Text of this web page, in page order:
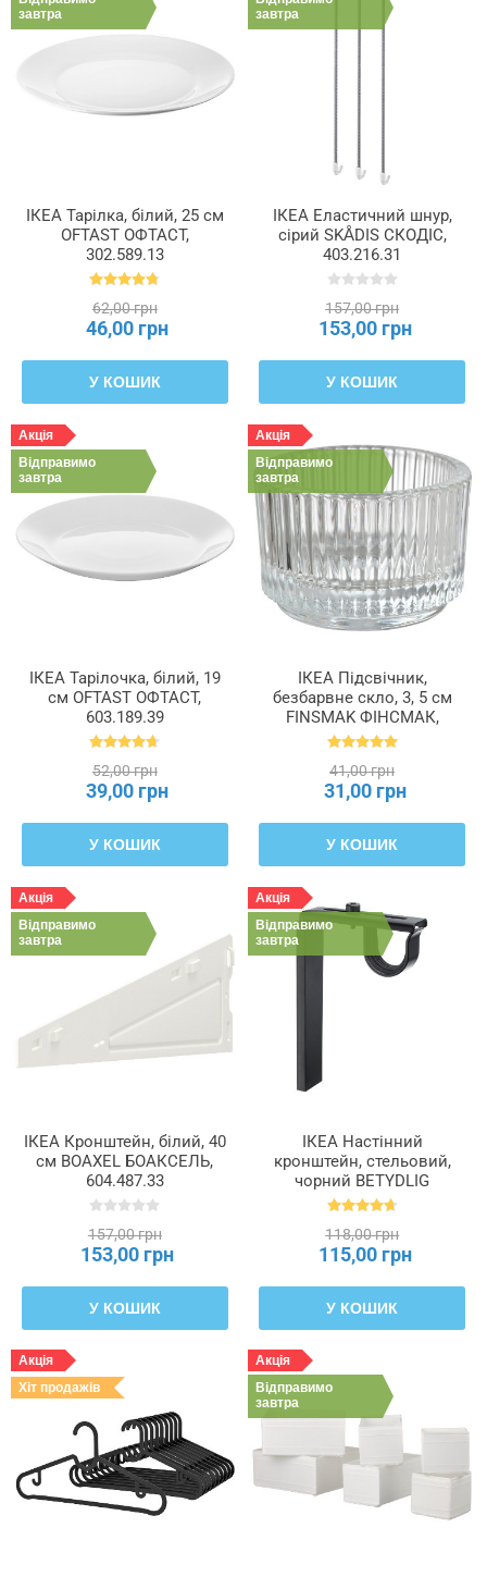
завтра
ІКЕА Тарілка, білий, 25 см
OFTAST ОФТАСТ,
302.589.13
62,00 грн
46,00 грн
У КОШИК
завтра
ІКЕА Еластичний шнур,
сірий SKÅDIS СКОДІС,
403.216.31
157,00 грн
153,00 грн
У КОШИК
Акція
Відправимо
завтра
ІКЕА Тарілочка, білий, 19
см OFTAST ОФТАСТ,
603.189.39
52,00 грн
39,00 грн
У КОШИК
Акція
Відправимо
завтра
ІКЕА Підсвічник,
безбарвне скло, 3, 5 см
FINSMAK ФІНСМАК,
004.709.82
41,00 грн
31,00 грн
У КОШИК
Акція
Відправимо
завтра
ІКЕА Кронштейн, білий, 40
см BOAXEL БОАКСЕЛЬ,
604.487.33
157,00 грн
153,00 грн
У КОШИК
Акція
Відправимо
завтра
ІКЕА Настінний
кронштейн, стельовий,
чорний BETYDLIG
БЕТІДЛІГ, 602.172.28
118,00 грн
115,00 грн
У КОШИК
Акція
Хіт продажів
Акція
Відправимо
завтра